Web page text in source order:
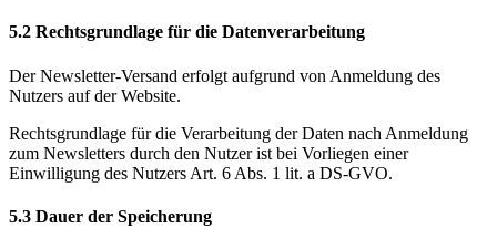
5.2 Rechtsgrundlage für die Datenverarbeitung
Der Newsletter-Versand erfolgt aufgrund von Anmeldung des
Nutzers auf der Website.
Rechtsgrundlage für die Verarbeitung der Daten nach Anmeldung
zum Newsletters durch den Nutzer ist bei Vorliegen einer
Einwilligung des Nutzers Art. 6 Abs. 1 lit. a DS-GVO.
5.3 Dauer der Speicherung